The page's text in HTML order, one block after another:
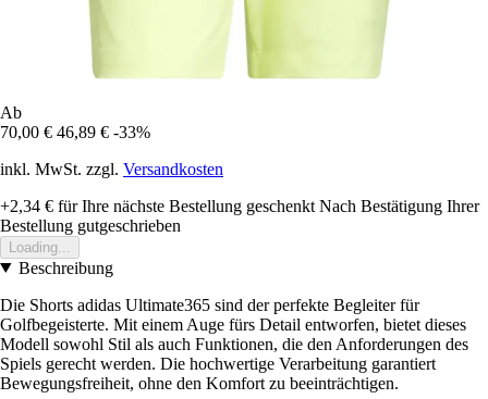
Ab
70,00 € 46,89 € -33%
inkl. MwSt. zzgl. Versandkosten
+2,34 € für Ihre nächste Bestellung geschenkt Nach Bestätigung Ihrer
Bestellung gutgeschrieben
Loading...
Beschreibung
Die Shorts adidas Ultimate365 sind der perfekte Begleiter für
Golfbegeisterte. Mit einem Auge fürs Detail entworfen, bietet dieses
Modell sowohl Stil als auch Funktionen, die den Anforderungen des
Spiels gerecht werden. Die hochwertige Verarbeitung garantiert
Bewegungsfreiheit, ohne den Komfort zu beeinträchtigen.